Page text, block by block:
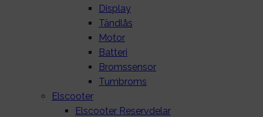
Display
Tändlås
Motor
Batteri
Bromssensor
Tumbroms
Elscooter
Elscooter Reservdelar